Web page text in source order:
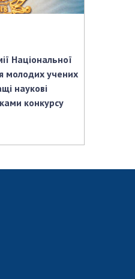
організаціях
конкурси
Національної
молодих учених
наукові
конкурсу